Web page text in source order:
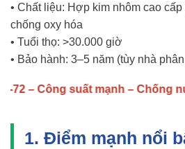
• Chất liệu: Hợp kim nhôm cao
chống oxy hóa
• Tuổi thọ: >30.000 giờ
• Bảo hành: 3–5 năm (tùy nhà
Công suất mạnh – Chống
1. Điểm mạnh nổi